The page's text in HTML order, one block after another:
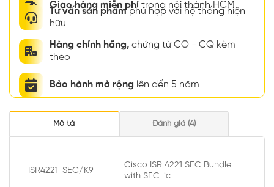
Giao hàng miễn phí trong nội thành HCM
Tư vấn sản phẩmphù hợp với hệ thống hiện
hữu
Hàng chính hãng, chứng từ CO - CQ kèm
theo
Bảo hành mở rộng lên đến 5 năm
Mô tả Đánh giá (4)
ISR4221-SEC/K9
Cisco ISR 4221 SEC Bundle
with SEC lic